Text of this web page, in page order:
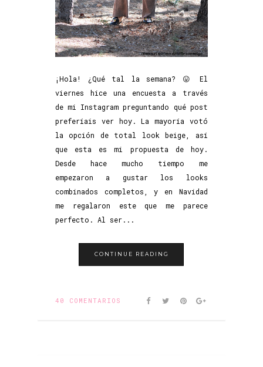
¡Hola! ¿Qué tal la semana? 😛 El
viernes hice una encuesta a través
de mi Instagram preguntando qué post
preferíais ver hoy. La mayoría votó
la opción de total look beige, así
que esta es mi propuesta de hoy.
Desde hace mucho tiempo me
empezaron a gustar los looks
combinados completos, y en Navidad
me regalaron este que me parece
perfecto. Al ser...
CONTINUE READING
40 COMENTARIOS